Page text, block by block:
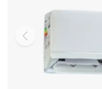
Accesorios